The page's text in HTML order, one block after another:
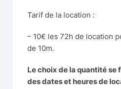
Tarif de la location :
– 10€ les 72h de location
de 10m.
Le choix de la quantité se
des dates et heures de